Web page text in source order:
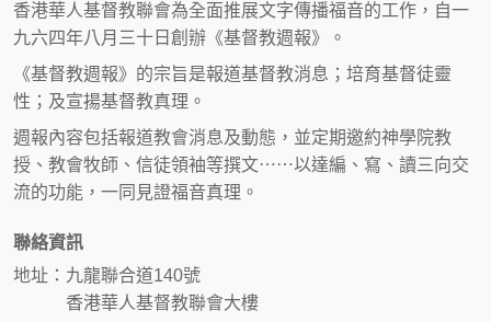
香港華人基督教聯會為全面推展文字傳播福音的工作，自一
九六四年八月三十日創辦《基督教週報》。
《基督教週報》的宗旨是報道基督教消息；培育基督徒靈
性；及宣揚基督教真理。
週報內容包括報道教會消息及動態，並定期邀約神學院教
授、教會牧師、信徒領袖等撰文⋯⋯以達編、寫、讀三向交
流的功能，一同見證福音真理。
聯絡資訊
地址：九龍聯合道140號
香港華人基督教聯會大樓